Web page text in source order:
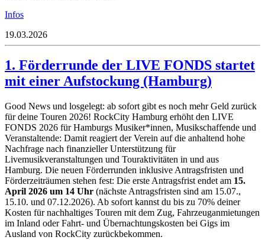
Infos
19.03.2026
1. Förderrunde der LIVE FONDS startet
mit einer Aufstockung (Hamburg)
Good News und losgelegt: ab sofort gibt es noch mehr Geld zurück
für deine Touren 2026! RockCity Hamburg erhöht den LIVE
FONDS 2026 für Hamburgs Musiker*innen, Musikschaffende und
Veranstaltende: Damit reagiert der Verein auf die anhaltend hohe
Nachfrage nach finanzieller Unterstützung für
Livemusikveranstaltungen und Touraktivitäten in und aus
Hamburg. Die neuen Förderrunden inklusive Antragsfristen und
Förderzeiträumen stehen fest: Die erste Antragsfrist endet am 15.
April 2026 um 14 Uhr (nächste Antragsfristen sind am 15.07.,
15.10. und 07.12.2026). Ab sofort kannst du bis zu 70% deiner
Kosten für nachhaltiges Touren mit dem Zug, Fahrzeuganmietungen
im Inland oder Fahrt- und Übernachtungskosten bei Gigs im
Ausland von RockCity zurückbekommen.